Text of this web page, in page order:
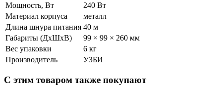
Мощность, Вт
240 Вт
Материал корпуса
металл
Длина шнура питания 40 м
Габариты (ДхШхВ)
99 × 99 × 260 мм
Вес упаковки
6 кг
Производитель
УЗБИ
С этим товаром также покупают